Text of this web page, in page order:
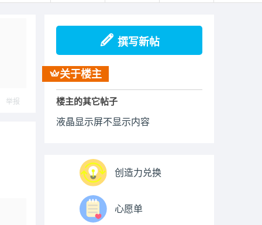
举报
撰写新帖
关于楼主
楼主的其它帖子
液晶显示屏不显示内容
创造力兑换
心愿单